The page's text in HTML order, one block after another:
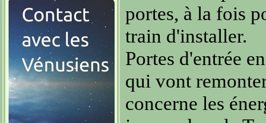
portes, à la fois
train d'installer.
Portes d'entrée
qui vont
concerne les